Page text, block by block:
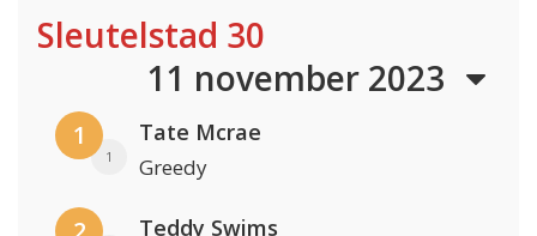
Sleutelstad 30
11 november 2023
1
1
Tate Mcrae
Greedy
Teddy Swims